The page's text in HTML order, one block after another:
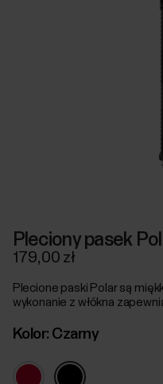
Pleciony pasek
179,00 zł
Plecione paski Polar są
wykonanie z włókna
Kolor: Czarny